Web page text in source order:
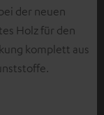
der neuen
Holz für den
komplett aus